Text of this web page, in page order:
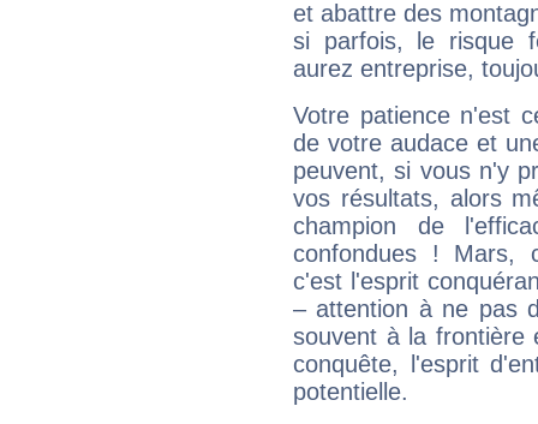
et abattre des
si parfois, le risque
aurez entreprise,
Votre patience n'est
de votre audace et
peuvent, si vous n'y
vos résultats, alors
champion de
confondues ! Mars,
c'est l'esprit
– attention à ne pas
souvent à la frontière
conquête, l'esprit
potentielle.